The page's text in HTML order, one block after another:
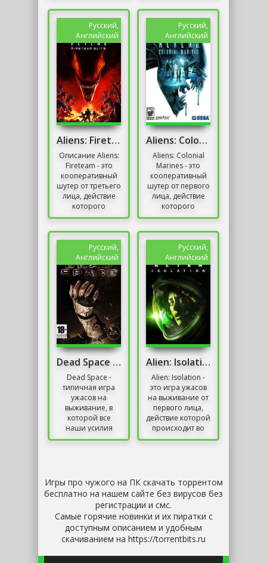
года – Чужой:
Пробуждение....
одиночные
кампании и
бесконечные...
Русский,
Английский
Aliens: Fireteam Elite Скачать Торрент
Описание Aliens:
Fireteam - это
кооперативный
шутер от третьего
лица, действие
которого
происходит в
проект отвечает
дебютная...
Русский,
Английский
Aliens: Colonial Marines Скачать Торрент
Aliens: Colonial
Marines - это
кооперативный
шутер от первого
лица, действие
которого
происходит во
создавала
студия...
Русский,
Английский
Dead Space Механики
Dead Space -
типичная игра
ужасов на
выживание, в
которой все
наши усилия
подчинены
персонажа. Во
время игры мы...
Русский,
Английский
Alien: Isolation
Alien: Isolation -
это игра ужасов
на выживание от
первого лица,
действие которой
происходит во
вселенной
Игры про чужого на ПК скачать торрентом
бесплатно на нашем сайте без вирусов без
регистрации и смс.
Самые горячие новинки и их пиратки с
доступным описанием и удобным
скачиванием на https://torrentbits.ru